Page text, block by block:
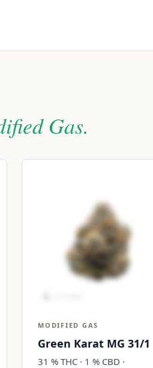
Gas.
MODIFIED GAS
Green Karat MG 31/1
31 % THC · 1 % CBD ·